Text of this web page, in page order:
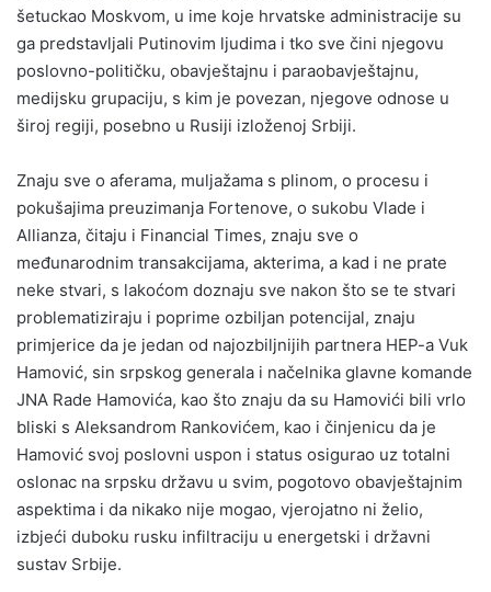
šetuckao Moskvom, u ime koje hrvatske administracije su
ga predstavljali Putinovim ljudima i tko sve čini njegovu
poslovno-političku, obavještajnu i paraobavještajnu,
medijsku grupaciju, s kim je povezan, njegove odnose u
široj regiji, posebno u Rusiji izloženoj Srbiji.
Znaju sve o aferama, muljažama s plinom, o procesu i
pokušajima preuzimanja Fortenove, o sukobu Vlade i
Allianza, čitaju i Financial Times, znaju sve o
međunarodnim transakcijama, akterima, a kad i ne prate
neke stvari, s lakoćom doznaju sve nakon što se te stvari
problematiziraju i poprime ozbiljan potencijal, znaju
primjerice da je jedan od najozbiljnijih partnera HEP-a Vuk
Hamović, sin srpskog generala i načelnika glavne komande
JNA Rade Hamovića, kao što znaju da su Hamovići bili vrlo
bliski s Aleksandrom Rankovićem, kao i činjenicu da je
Hamović svoj poslovni uspon i status osigurao uz totalni
oslonac na srpsku državu u svim, pogotovo obavještajnim
aspektima i da nikako nije mogao, vjerojatno ni želio,
izbjeći duboku rusku infiltraciju u energetski i državni
sustav Srbije.